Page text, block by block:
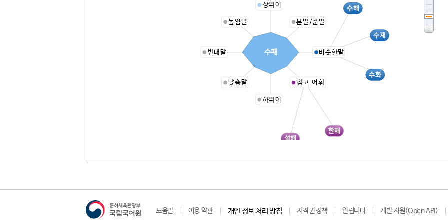
상위어
본말/준말
수재
수해
수화
비슷한말
설해
한해
참고 어휘
하위어
낮춤말
반대말
높임말
수패
도움말 이용 약관 개인 정보 처리 방침 저작권 정책 알립니다 개발 지원(Open API)